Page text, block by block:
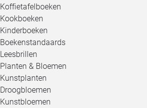
Koffietafelboeken
Kookboeken
Kinderboeken
Boekenstandaards
Leesbrillen
Planten & Bloemen
Kunstplanten
Droogbloemen
Kunstbloemen